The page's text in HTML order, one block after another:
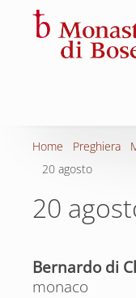
Home Preghiera
20 agosto
20
Bernardo di
monaco